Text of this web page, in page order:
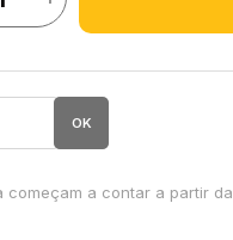
OK
começam a contar a partir